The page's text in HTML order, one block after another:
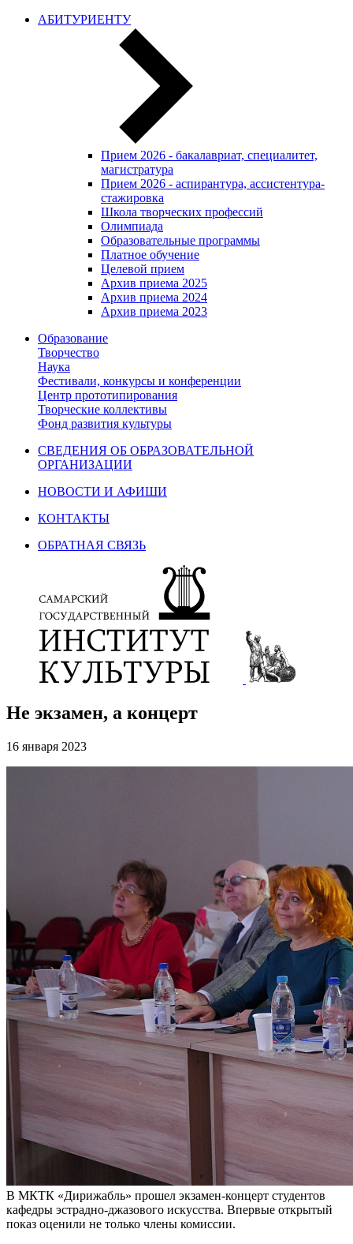
АБИТУРИЕНТУ
Прием 2026 - бакалавриат, специалитет,
магистратура
Прием 2026 - аспирантура, ассистентура-
стажировка
Школа творческих профессий
Олимпиада
Образовательные программы
Платное обучение
Целевой прием
Архив приема 2025
Архив приема 2024
Архив приема 2023
Образование
Творчество
Наука
Фестивали, конкурсы и конференции
Центр прототипирования
Творческие коллективы
Фонд развития культуры
СВЕДЕНИЯ ОБ ОБРАЗОВАТЕЛЬНОЙ
ОРГАНИЗАЦИИ
НОВОСТИ И АФИШИ
КОНТАКТЫ
ОБРАТНАЯ СВЯЗЬ
Не экзамен, а концерт
16 января 2023
В МКТК «Дирижабль» прошел экзамен-концерт студентов
кафедры эстрадно-джазового искусства. Впервые открытый
показ оценили не только члены комиссии.